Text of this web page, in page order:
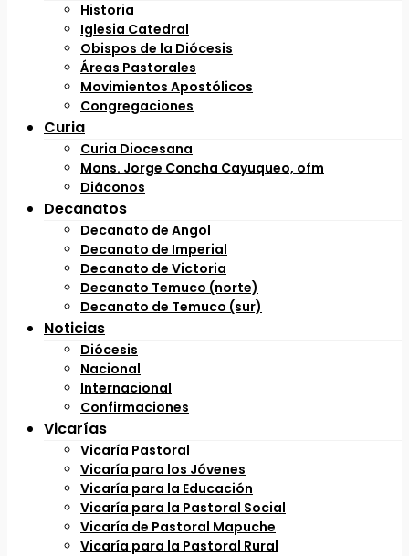
Historia
Iglesia Catedral
Obispos de la Diócesis
Áreas Pastorales
Movimientos Apostólicos
Congregaciones
Curia
Curia Diocesana
Mons. Jorge Concha Cayuqueo, ofm
Diáconos
Decanatos
Decanato de Angol
Decanato de Imperial
Decanato de Victoria
Decanato Temuco (norte)
Decanato de Temuco (sur)
Noticias
Diócesis
Nacional
Internacional
Confirmaciones
Vicarías
Vicaría Pastoral
Vicaría para los Jóvenes
Vicaría para la Educación
Vicaría para la Pastoral Social
Vicaría de Pastoral Mapuche
Vicaría para la Pastoral Rural